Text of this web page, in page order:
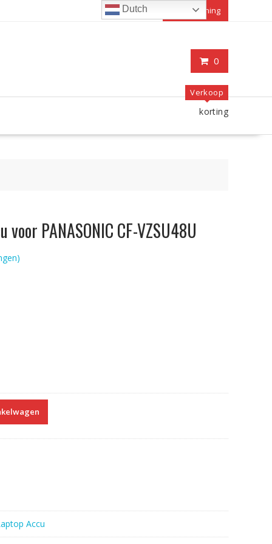
Mijn rekening
0
Verkoop
korting
PANASONIC CF-VZSU48U
Accu
Dutch